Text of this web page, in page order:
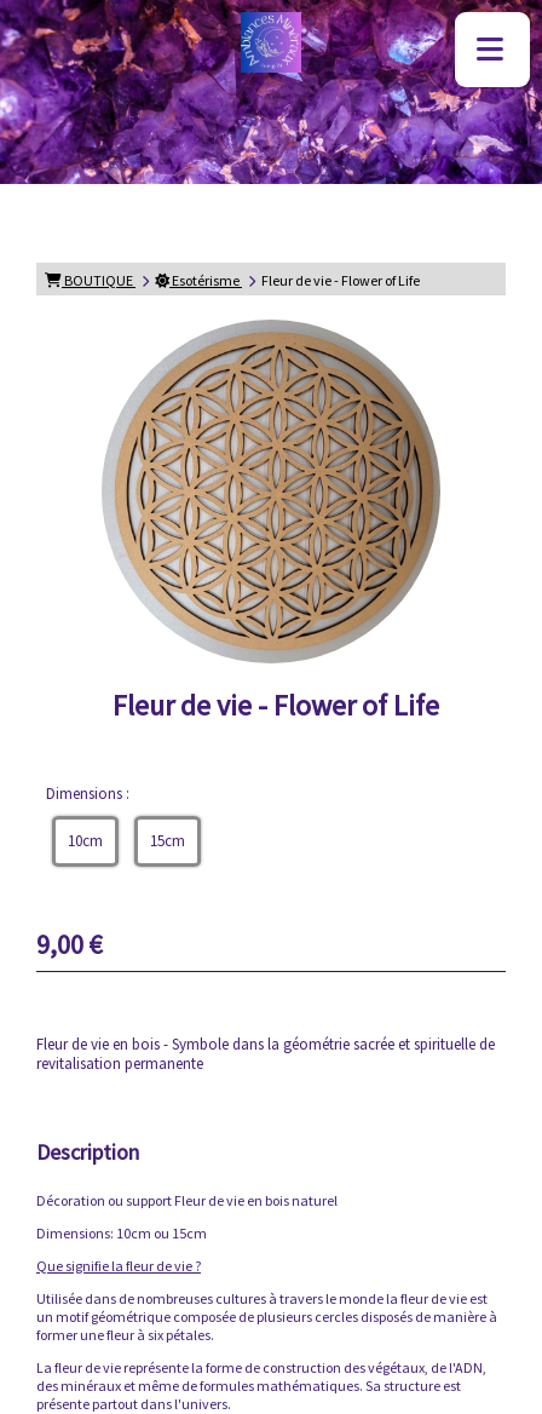
BOUTIQUE Esotérisme Fleur de vie - Flower of Life
Fleur de vie - Flower of Life
Dimensions :
10cm 15cm
9,00€
Fleur de vie en bois - Symbole dans la géométrie sacrée et spirituelle de
revitalisation permanente
Description
Décoration ou support Fleur de vie en bois naturel
Dimensions: 10cm ou 15cm
Que signifie la fleur de vie ?
Utilisée dans de nombreuses cultures à travers le monde la fleur de vie est
un motif géométrique composée de plusieurs cercles disposés de manière à
former une fleur à six pétales.
La fleur de vie représente la forme de construction des végétaux, de l'ADN,
des minéraux et même de formules mathématiques. Sa structure est
présente partout dans l'univers.